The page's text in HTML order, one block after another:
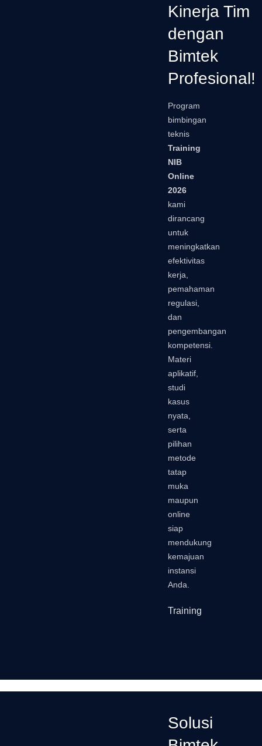
Kinerja Tim
dengan
Bimtek
Profesional!
Program
bimbingan
teknis
Training
NIB
Online
2026
kami
dirancang
untuk
meningkatkan
efektivitas
kerja,
pemahaman
regulasi,
dan
pengembangan
kompetensi.
Materi
aplikatif,
studi
kasus
nyata,
serta
pilihan
metode
tatap
muka
maupun
online
siap
mendukung
kemajuan
instansi
Anda.
Training
Solusi